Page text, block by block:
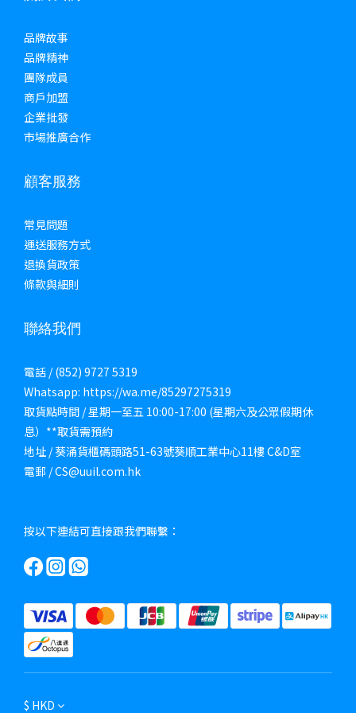
品牌故事
品牌精神
團隊成員
商戶加盟
企業批發
市場推廣合作
顧客服務
常見問題
運送服務方式
退換貨政策
條款與細則
聯絡我們
電話 / (852) 9727 5319
Whatsapp: https://wa.me/85297275319
取貨點時間 / 星期一至五 10:00-17:00 (星期六及公眾假期休
息）**取貨需預約
地址 / 葵涌貨櫃碼頭路51-63號葵順工業中心11樓 C&D室
電郵 / CS@uuil.com.hk
按以下連結可直接跟我們聯繫：
$ HKD